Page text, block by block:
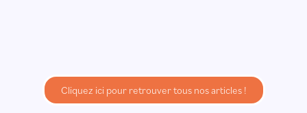
Cliquez ici pour retrouver tous nos articles !